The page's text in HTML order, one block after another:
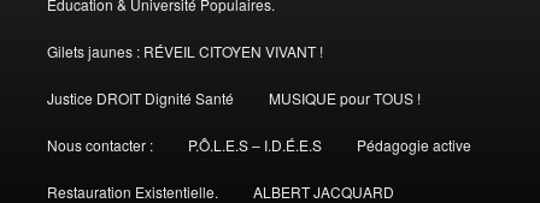
Gilets jaunes : RÉVEIL CITOYEN VIVANT !
Justice DROIT Dignité Santé MUSIQUE pour TOUS !
Nous contacter : P.Ô.L.E.S – I.D.É.E.S Pédagogie active
Restauration Existentielle. ALBERT JACQUARD